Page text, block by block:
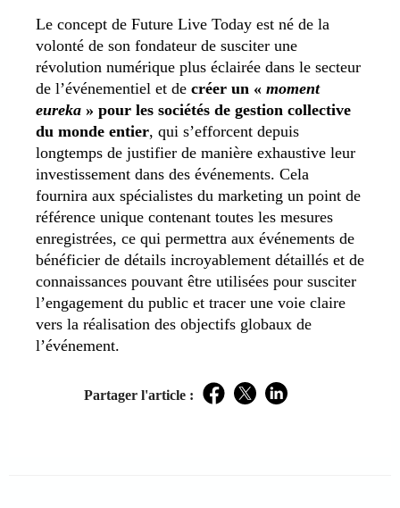
Le concept de Future Live Today est né de la
volonté de son fondateur de susciter une
révolution numérique plus éclairée dans le secteur
de l’événementiel et de créer un « moment
eureka » pour les sociétés de gestion collective
du monde entier, qui s’efforcent depuis
longtemps de justifier de manière exhaustive leur
investissement dans des événements. Cela
fournira aux spécialistes du marketing un point de
référence unique contenant toutes les mesures
enregistrées, ce qui permettra aux événements de
bénéficier de détails incroyablement détaillés et de
connaissances pouvant être utilisées pour susciter
l’engagement du public et tracer une voie claire
vers la réalisation des objectifs globaux de
l’événement.
Partager l'article : Facebook
TwitterLinkedIn